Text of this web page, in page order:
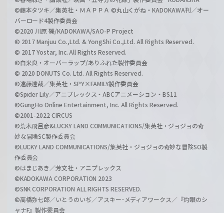
©藤本タツキ／集英社・ＭＡＰＰＡ ©丸山くがね・KADOKAWA刊／オー
バーロード4製作委員会
©2020 川原 礫/KADOKAWA/SAO-P Project
© 2017 Manjuu Co.,Ltd. & YongShi Co.,Ltd. All Rights Reserved.
© 2017 Yostar, Inc. All Rights Reserved.
©白米良・オーバーラップ/ありふれた製作委員会
© 2020 DONUTS Co. Ltd. All Rights Reserved.
©遠藤達哉／集英社・SPY×FAMILY製作委員会
©Spider Lily／アニプレックス・ABCアニメーション・BS11
©GungHo Online Entertainment, Inc. All Rights Reserved.
©2001-2022 CIRCUS
©荒木飛呂彦&LUCKY LAND COMMUNICATIONS/集英社・ジョジョの奇
妙な冒険SC製作委員会
©LUCKY LAND COMMUNICATIONS/集英社・ジョジョの奇妙な冒険SO製
作委員会
©はまじあき／芳文社・アニプレックス
©KADOKAWA CORPORATION 2023
©SNK CORPORATION ALL RIGHTS RESERVED.
©高橋弥七郎／いとうのいぢ／アスキー･メディアワークス／『灼眼のシ
ャナF』製作委員会